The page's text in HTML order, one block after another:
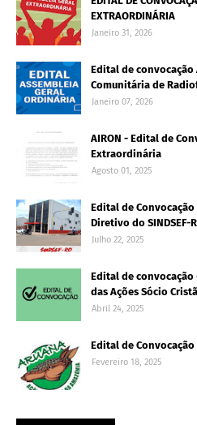
EXTRAORDINÁRIA
Janeiro 31, 2026
Edital de convocação
Comunitária de
Janeiro 07, 2026
AIRON - Edital de
Extraordinária
Agosto 01, 2025
Edital de
Diretivo do SINDSEF-
Julho 22, 2025
Edital de
das Ações Sócio
Abril 24, 2025
Edital de Convocação
Fevereiro 18, 2025